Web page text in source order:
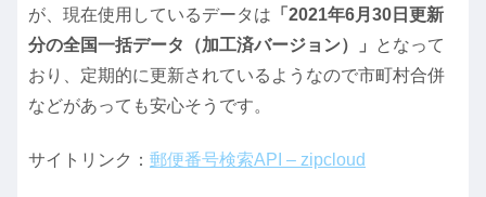
が、現在使用しているデータは 「2021年6月30日更新
分の全国一括データ（加工済バージョン）」
となって
おり、定期的に更新されているようなので市町村合併
などがあっても安心そうです。
サイトリンク： 郵便番号検索API – zipcloud